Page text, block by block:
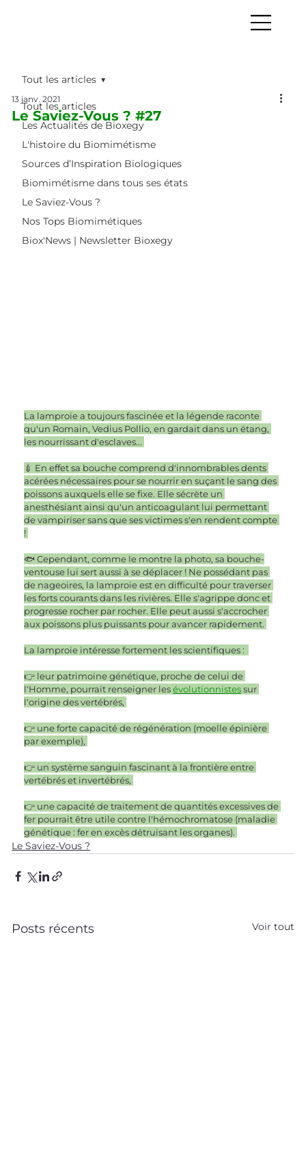
Tout les articles
Les Actualités de Bioxegy
L'histoire du Biomimétisme
Sources d’Inspiration Biologiques
Biomimétisme dans tous ses états
Le Saviez-Vous ?
Nos Tops Biomimétiques
Biox'News | Newsletter Bioxegy
Tout les articles
Le Saviez-Vous ? #27
13 janv. 2021
La lamproie a toujours fascinée et la légende raconte
qu'un Romain, Vedius Pollio, en gardait dans un étang,
les nourrissant d'esclaves...
💉 En effet sa bouche comprend d'innombrables dents
acérées nécessaires pour se nourrir en suçant le sang des
poissons auxquels elle se fixe. Elle sécrète un
anesthésiant ainsi qu'un anticoagulant lui permettant
de vampiriser sans que ses victimes s'en rendent compte
!
🐟 Cependant, comme le montre la photo, sa bouche-
ventouse lui sert aussi à se déplacer ! Ne possédant pas
de nageoires, la lamproie est en difficulté pour traverser
les forts courants dans les rivières. Elle s'agrippe donc et
progresse rocher par rocher. Elle peut aussi s'accrocher
aux poissons plus puissants pour avancer rapidement.
La lamproie intéresse fortement les scientifiques :
👉 leur patrimoine génétique, proche de celui de
l'Homme, pourrait renseigner les évolutionnistes sur
l'origine des vertébrés,
👉 une forte capacité de régénération (moelle épinière
par exemple),
👉 un système sanguin fascinant à la frontière entre
vertébrés et invertébrés,
👉 une capacité de traitement de quantités excessives de
fer pourrait être utile contre l'hémochromatose (maladie
génétique : fer en excès détruisant les organes).
Le Saviez-Vous ?
Posts récents Voir tout